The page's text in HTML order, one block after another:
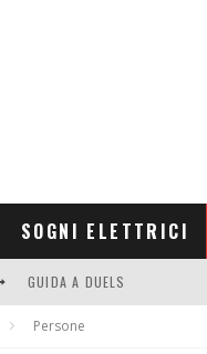
SOGNI ELETTRICI
GUIDA A DUELS
CONTRIBUTORS
Persone